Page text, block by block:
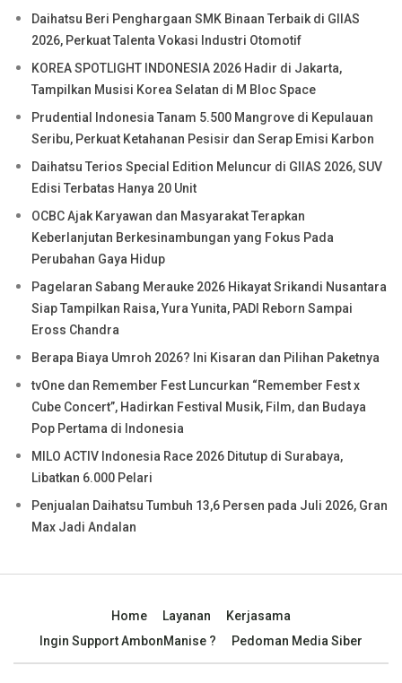
Daihatsu Beri Penghargaan SMK Binaan Terbaik di GIIAS
2026, Perkuat Talenta Vokasi Industri Otomotif
KOREA SPOTLIGHT INDONESIA 2026 Hadir di Jakarta,
Tampilkan Musisi Korea Selatan di M Bloc Space
Prudential Indonesia Tanam 5.500 Mangrove di Kepulauan
Seribu, Perkuat Ketahanan Pesisir dan Serap Emisi Karbon
Daihatsu Terios Special Edition Meluncur di GIIAS 2026, SUV
Edisi Terbatas Hanya 20 Unit
OCBC Ajak Karyawan dan Masyarakat Terapkan
Keberlanjutan Berkesinambungan yang Fokus Pada
Perubahan Gaya Hidup
Pagelaran Sabang Merauke 2026 Hikayat Srikandi Nusantara
Siap Tampilkan Raisa, Yura Yunita, PADI Reborn Sampai
Eross Chandra
Berapa Biaya Umroh 2026? Ini Kisaran dan Pilihan Paketnya
tvOne dan Remember Fest Luncurkan “Remember Fest x
Cube Concert”, Hadirkan Festival Musik, Film, dan Budaya
Pop Pertama di Indonesia
MILO ACTIV Indonesia Race 2026 Ditutup di Surabaya,
Libatkan 6.000 Pelari
Penjualan Daihatsu Tumbuh 13,6 Persen pada Juli 2026, Gran
Max Jadi Andalan
Home Layanan
Kerjasama
Ingin Support AmbonManise ?
Pedoman Media Siber